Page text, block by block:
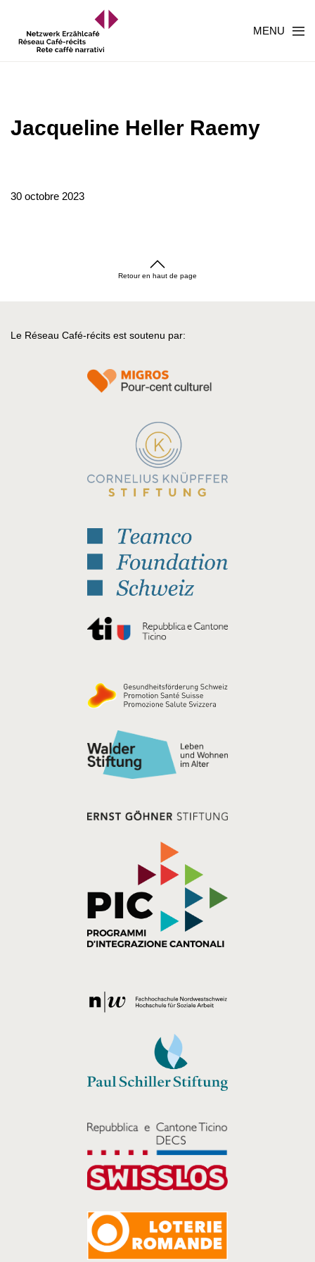
MENU
Jacqueline Heller Raemy
30 octobre 2023
Retour en haut de page
Le Réseau Café-récits est soutenu par: